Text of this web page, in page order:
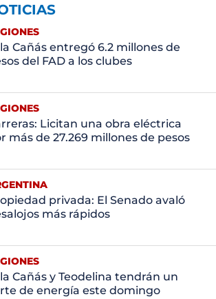
Cañás entregó 6.2 millones de
del FAD a los clubes
Licitan una obra eléctrica
más de 27.269 millones de pesos
privada: El Senado avaló
más rápidos
Cañás y Teodelina tendrán un
de energía este domingo